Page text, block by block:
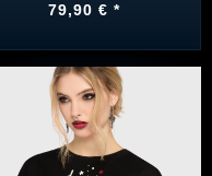
79,90 € *